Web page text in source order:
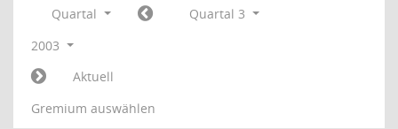
Quartal
Quartal 3
2003
Aktuell
Gremium auswählen